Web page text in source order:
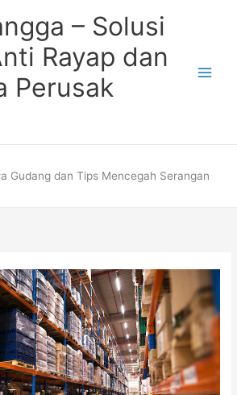
– Solusi
Rayap dan
Perusak
Gudang dan Tips Mencegah Serangan